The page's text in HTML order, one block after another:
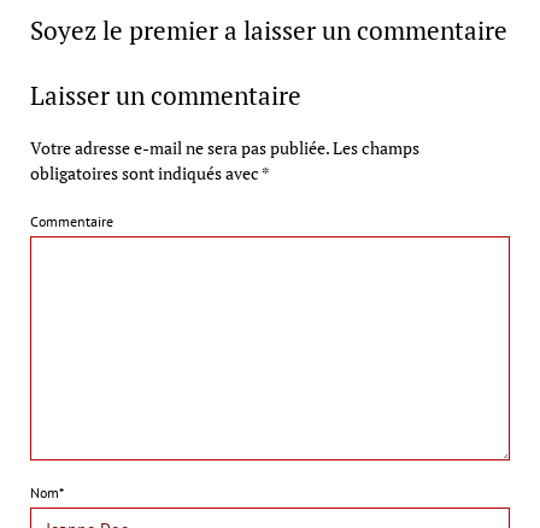
Soyez le premier a laisser un commentaire
Laisser un commentaire
Votre adresse e-mail ne sera pas publiée.Les champs
obligatoires sont indiqués avec *
Commentaire
Nom*